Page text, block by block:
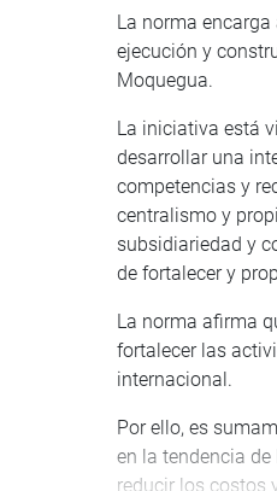
La norma
ejecución y
Moquegua.
La iniciativa está
desarrollar una
competencias y
centralismo y
subsidiariedad y
de fortalecer y
La norma afirma
fortalecer las
internacional.
Por ello, es
en la tendencia
reducir los costos